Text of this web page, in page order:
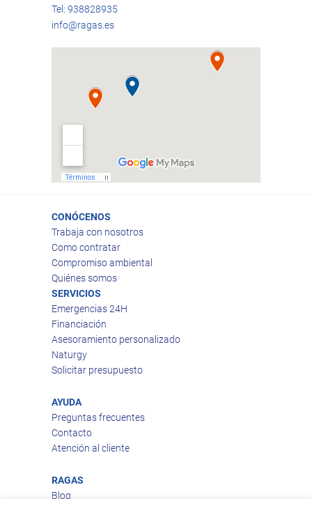
Tel: 938828935
info@ragas.es
CONÓCENOS
Trabaja con nosotros
Como contratar
Compromiso ambiental
Quiénes somos
SERVICIOS
Emergencias 24H
Financiación
Asesoramiento personalizado
Naturgy
Solicitar presupuesto
AYUDA
Preguntas frecuentes
Contacto
Atención al cliente
RAGAS
Blog